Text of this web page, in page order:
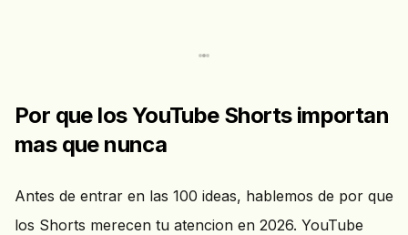
Por que los YouTube Shorts importan
mas que nunca
Antes de entrar en las 100 ideas, hablemos de por que
los Shorts merecen tu atencion en 2026. YouTube